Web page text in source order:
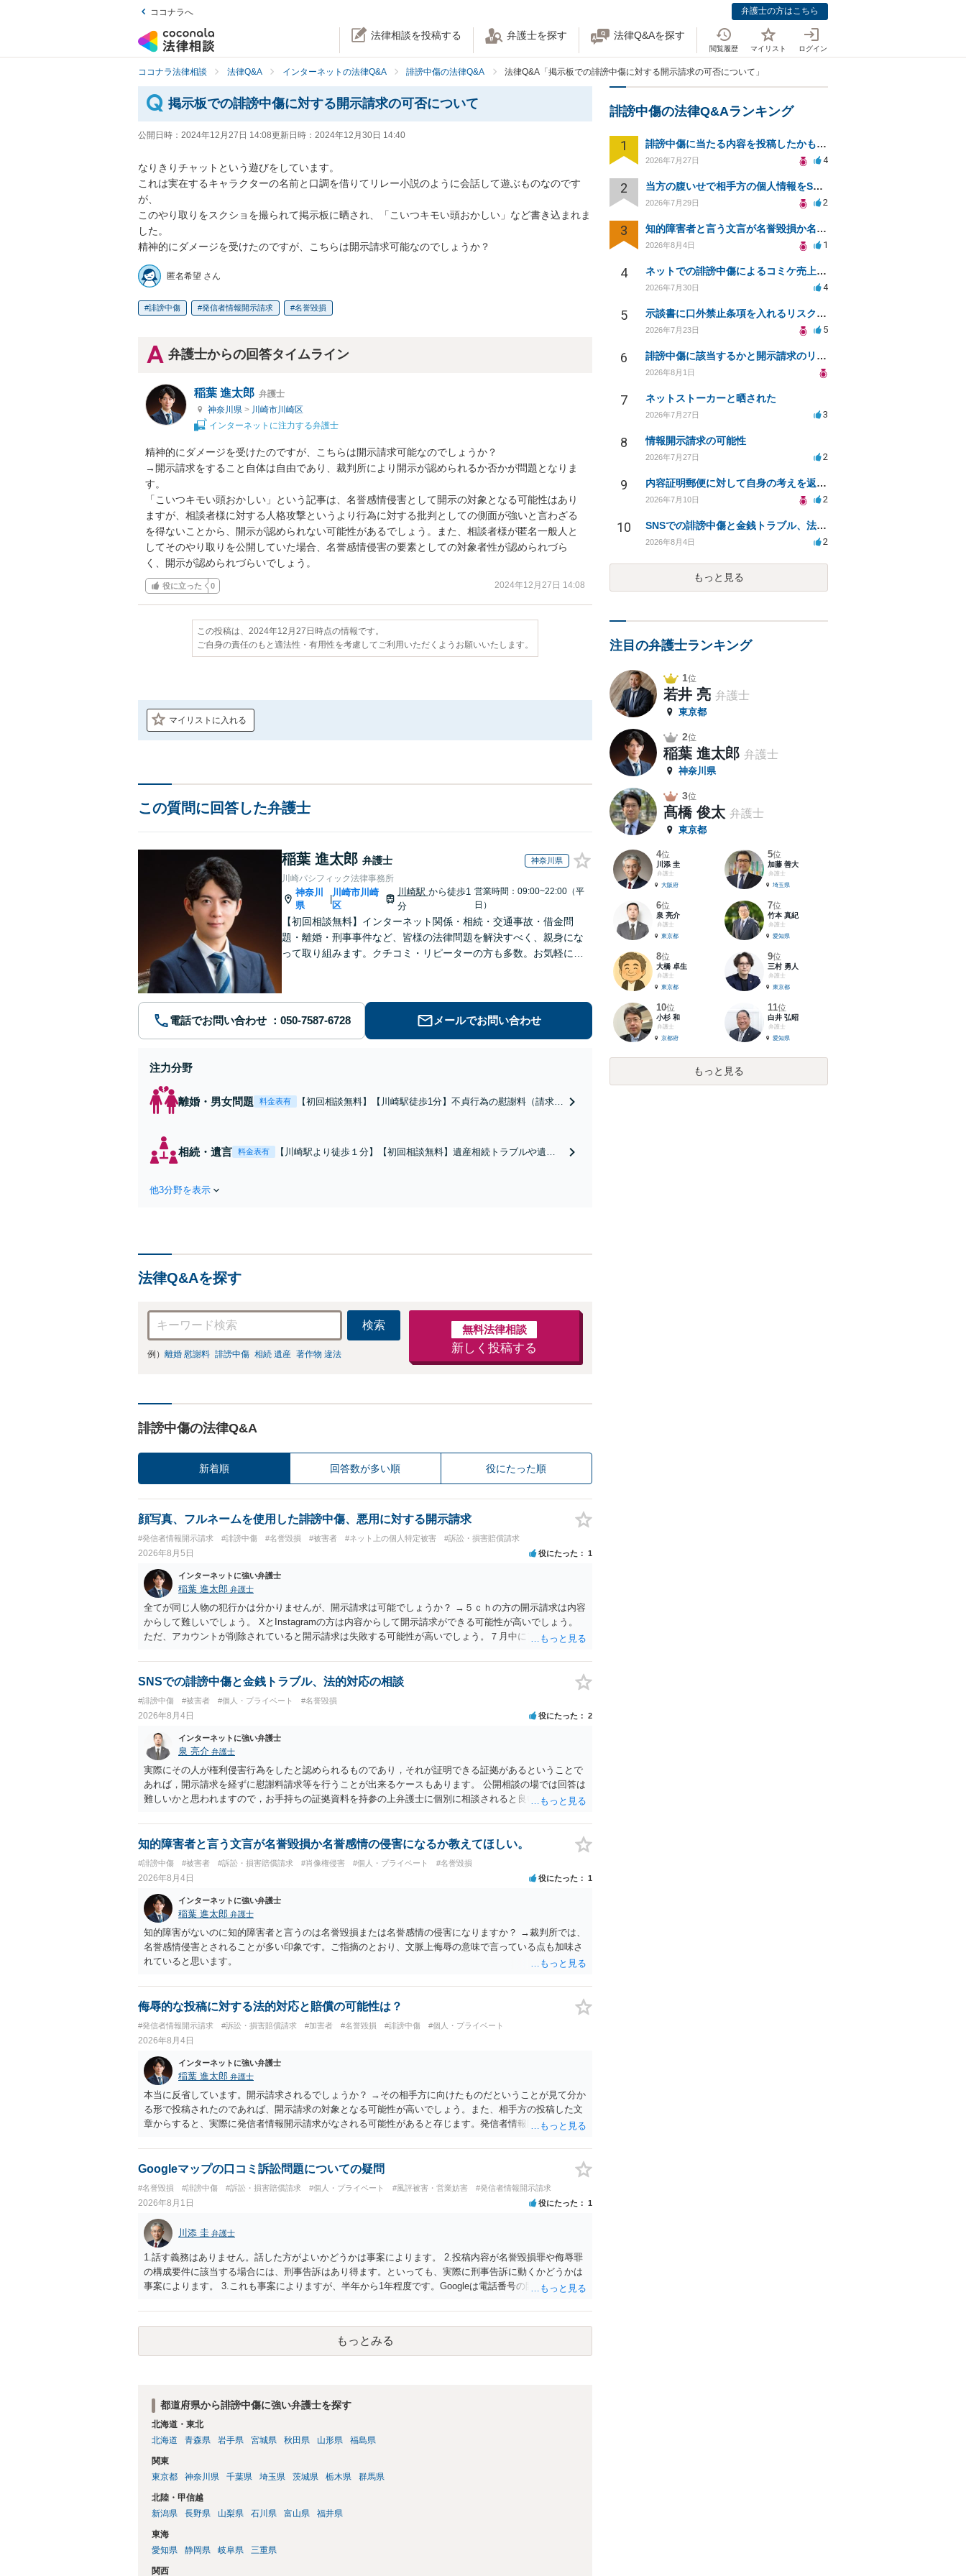
ココナラへ 弁護士の方はこちら
法律相談を投稿する 弁護士を探す 法律Q&Aを探す
閲覧履歴 マイリスト ログイン
ココナラ法律相談 法律Q&A インターネットの法律Q&A 誹謗中傷の法律Q&A 法律Q&A「掲示板での誹謗中傷に対する開示請求の可否について」
掲示板での誹謗中傷に対する開示請求の可否について
公開日時： 2024年12月27日 14:08更新日時： 2024年12月30日 14:40
なりきりチャットという遊びをしています。
これは実在するキャラクターの名前と口調を借りてリレー小説のように会話して遊ぶものなのです
が、
このやり取りをスクショを撮られて掲示板に晒され、「こいつキモい頭おかしい」など書き込まれま
した。
精神的にダメージを受けたのですが、こちらは開示請求可能なのでしょうか？
匿名希望 さん
誹謗中傷 発信者情報開示請求 名誉毀損
弁護士からの回答タイムライン
稲葉 進太郎 弁護士
神奈川県 > 川崎市川崎区
インターネットに注力する弁護士
精神的にダメージを受けたのですが、こちらは開示請求可能なのでしょうか？
→開示請求をすること自体は自由であり、裁判所により開示が認められるか否かが問題となりま
す。
「こいつキモい頭おかしい」という記事は、名誉感情侵害として開示の対象となる可能性はあり
ますが、相談者様に対する人格攻撃というより行為に対する批判としての側面が強いと言わざる
を得ないことから、開示が認められない可能性があるでしょう。また、相談者様が匿名一般人と
してそのやり取りを公開していた場合、名誉感情侵害の要素としての対象者性が認められづら
く、開示が認められづらいでしょう。
役に立った 0 2024年12月27日 14:08
この投稿は、2024年12月27日時点の情報です。
ご自身の責任のもと適法性・有用性を考慮してご利用いただくようお願いいたします。
マイリストに入れる
この質問に回答した弁護士
稲葉 進太郎 弁護士 神奈川県
川崎パシフィック法律事務所
神奈川
県
川崎市川崎
区
川崎駅 から徒歩1
分
営業時間：09:00~22:00（平
日）
【初回相談無料】インターネット関係・相続・交通事故・借金問
題・離婚・刑事事件など、皆様の法律問題を解決すべく、親身にな
って取り組みます。クチコミ・リピーターの方も多数。お気軽にお
電話でお問い合わせ メールでお問い合わせ
注力分野
離婚・男女問題 料金表有
【初回相談無料】【川崎駅徒歩1分】不貞行為の慰謝料（請求さ
ます。
相続・遺言 料金表有
【川崎駅より徒歩１分】【初回相談無料】遺産相続トラブルや遺言
他3分野を表示
法律Q&Aを探す
検索
例） 離婚 慰謝料 誹謗中傷 相続 遺産 著作物 違法
無料法律相談
新しく投稿する
誹謗中傷の法律Q&A
新着順 回答数が多い順 役にたった順
顔写真、フルネームを使用した誹謗中傷、悪用に対する開示請求
#発信者情報開示請求 #誹謗中傷 #名誉毀損 #被害者 #ネット上の個人特定被害 #訴訟・損害賠償請求
2026年8月5日 役にたった 1
インターネットに強い弁護士
稲葉 進太郎 弁護士
全てが同じ人物の犯行かは分かりませんが、開示請求は可能でしょうか？ →５ｃｈの方の開示請求は内容
からして難しいでしょう。 XとInstagramの方は内容からして開示請求ができる可能性が高いでしょう。
ただ、アカウントが削除されていると開示請求は失敗する可能性が高いでしょう。７月中にアカウントが
相手に全ての弁護士費用を負担させることは可能でしょうか？ →訴訟外の交渉で相手方が認めれば負担さ
せることができるでしょう。訴訟で判決となった場合は、実際の弁護士費用が認められる場合と認められ
SNSでの誹謗中傷と金銭トラブル、法的対応の相談
#誹謗中傷 #被害者 #個人・プライベート #名誉毀損
2026年8月4日 役にたった 2
インターネットに強い弁護士
泉 亮介 弁護士
実際にその人が権利侵害行為をしたと認められるものであり，それが証明できる証拠があるということで
あれば，開示請求を経ずに慰謝料請求等を行うことが出来るケースもあります。 公開相談の場では回答は
難しいかと思われますので，お手持ちの証拠資料を持参の上弁護士に個別に相談されると良いでしょう。
知的障害者と言う文言が名誉毀損か名誉感情の侵害になるか教えてほしい。
#誹謗中傷 #被害者 #訴訟・損害賠償請求 #肖像権侵害 #個人・プライベート #名誉毀損
2026年8月4日 役にたった 1
インターネットに強い弁護士
稲葉 進太郎 弁護士
知的障害がないのに知的障害者と言うのは名誉毀損または名誉感情の侵害になりますか？ →裁判所では、
名誉感情侵害とされることが多い印象です。ご指摘のとおり、文脈上侮辱の意味で言っている点も加味さ
れていると思います。
侮辱的な投稿に対する法的対応と賠償の可能性は？
#発信者情報開示請求 #訴訟・損害賠償請求 #加害者 #名誉毀損 #誹謗中傷 #個人・プライベート
2026年8月4日
インターネットに強い弁護士
稲葉 進太郎 弁護士
本当に反省しています。開示請求されるでしょうか？ →その相手方に向けたものだということが見て分か
る形で投稿されたのであれば、開示請求の対象となる可能性が高いでしょう。また、相手方の投稿した文
章からすると、実際に発信者情報開示請求がなされる可能性があると存じます。発信者情報開示請求が進
カウントの登録メールに意見照会がなされます。 また、された場合賠償金はいくらでしょうか。 →ケー
スバイケースであり、数万円から１００万単位まで様々でしょう。裁判外であれば交渉して相手方の請求
Googleマップの口コミ訴訟問題についての疑問
#名誉毀損 #誹謗中傷 #訴訟・損害賠償請求 #個人・プライベート #風評被害・営業妨害 #発信者情報開示請求
2026年8月1日 役にたった 1
川添 圭 弁護士
1.話す義務はありません。話した方がよいかどうかは事案によります。 2.投稿内容が名誉毀損罪や侮辱罪
の構成要件に該当する場合には、刑事告訴はあり得ます。といっても、実際に刑事告訴に動くかどうかは
事案によります。 3.これも事案によりますが、半年から1年程度です。Googleは電話番号の開示請求もで
さらにいえば、利用者からの口コミ投稿の場合、開示請求者はある程度対象者を特定できている（ただし
証拠による裏付けか必要なので発信者情報開示請求をする）というケースが比較的多いと思われます。
もっとみる
都道府県から誹謗中傷に強い弁護士を探す
北海道・東北
北海道
青森県 岩手県 宮城県 秋田県 山形県 福島県
関東
東京都
神奈川県 千葉県 埼玉県 茨城県 栃木県 群馬県
北陸・甲信越
新潟県
長野県 山梨県 石川県 富山県 福井県
東海
愛知県
静岡県 岐阜県 三重県
関西
誹謗中傷の法律Q&Aランキング
1 誹謗中傷に当たる内容を投稿したかもしれない。開示請求や民事刑事裁判に発展しうるのか教えて欲しい。
2026年7月27日 4
2 当方の腹いせで相手方の個人情報をSNSで晒してしまい名誉毀損させてしまったかもしれない
2026年7月29日 2
3 知的障害者と言う文言が名誉毀損か名誉感情の侵害になるか教えてほしい。
2026年8月4日 1
4 ネットでの誹謗中傷によるコミケ売上減少、損害賠償は可能か？
2026年7月30日 4
5 示談書に口外禁止条項を入れるリスクはありますか？
2026年7月23日 5
6 誹謗中傷に該当するかと開示請求のリスクを知りたい
2026年8月1日
7 ネットストーカーと晒された
2026年7月27日 3
8 情報開示請求の可能性
2026年7月27日 2
9 内容証明郵便に対して自身の考えを返答しなければなりませんか？
2026年7月10日 2
10 SNSでの誹謗中傷と金銭トラブル、法的対応の相談
2026年8月4日 2
もっと見る
注目の弁護士ランキング
1位
若井 亮 弁護士
東京都
2位
稲葉 進太郎 弁護士
神奈川県
3位
髙橋 俊太 弁護士
東京都
4位
川添 圭
弁護士
大阪府
5位
加藤 善大
弁護士
埼玉県
6位
泉 亮介
弁護士
東京都
7位
竹本 真紀
弁護士
愛知県
8位
大橋 卓生
弁護士
東京都
9位
三村 勇人
弁護士
東京都
10位
小杉 和
弁護士
京都府
11位
白井 弘昭
弁護士
愛知県
もっと見る